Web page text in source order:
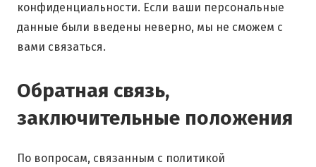
конфиденциальности. Если ваши персональные
данные были введены неверно, мы не сможем с
вами связаться.
Обратная связь,
заключительные положения
По вопросам, связанным с политикой